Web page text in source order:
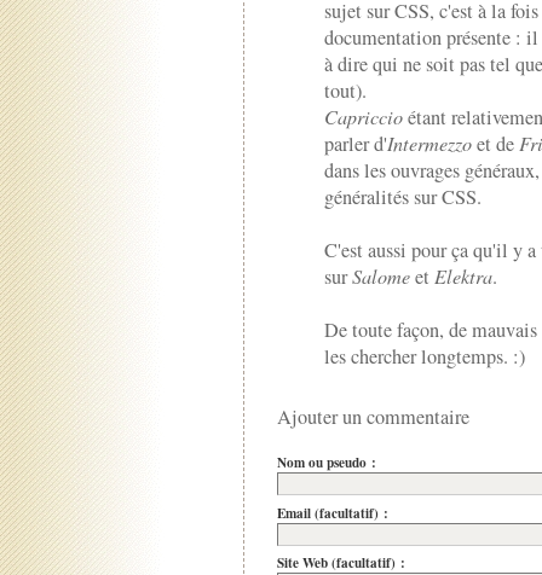
sujet sur CSS, c'est à la
documentation présente :
à dire qui ne soit pas tel
tout).
Capriccioétant
parler d'Intermezzoet de
dans les ouvrages
généralités sur CSS.
C'est aussi pour ça qu'il y a
surSalomeet Elektra.
De toute façon, de
les chercher longtemps. :)
Ajouter un commentaire
Nom ou pseudo :
Email (facultatif) :
Site Web (facultatif) :